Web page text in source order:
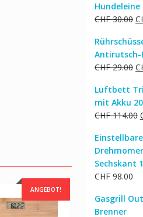
ANGEBOT!
CHF30.00
Antirutsch-
CHF29.00
Luftbett
mit Akku
CHF114.00
Sechskant
CHF 98.00
Gasgrill
Brenner